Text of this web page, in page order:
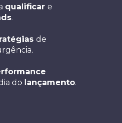
qualificare
.
de
do lançamento.